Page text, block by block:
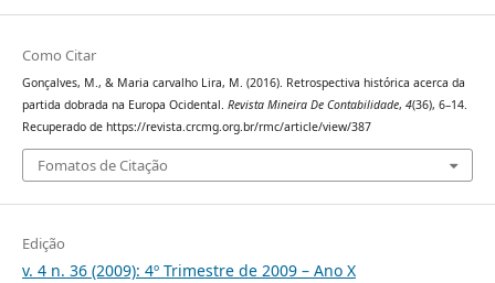
Como Citar
Gonçalves, M., & Maria carvalho Lira, M. (2016). Retrospectiva histórica acerca da
partida dobrada na Europa Ocidental. Revista Mineira De Contabilidade, 4(36), 6–14.
Recuperado de https://revista.crcmg.org.br/rmc/article/view/387
Fomatos de Citação
Edição
v. 4 n. 36 (2009): 4º Trimestre de 2009 – Ano X